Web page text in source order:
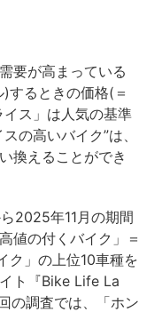
要が高まっている
するときの価格(＝
ス」は人気の基準
の高いバイク”は、
換えることができ
2025年11月の期間
値の付くバイク」＝
ク」の上位10車種を
ト『Bike Life La
の調査では、「ホン